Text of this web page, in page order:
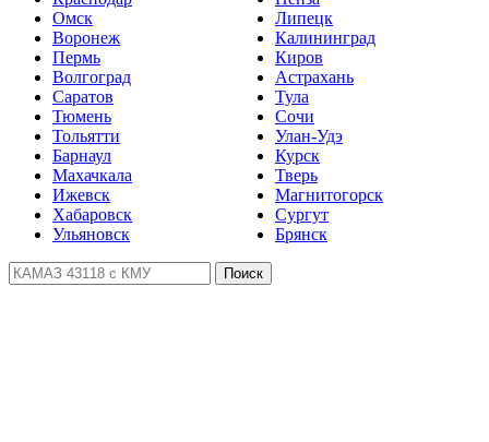
Омск
Воронеж
Пермь
Волгоград
Саратов
Тюмень
Тольятти
Барнаул
Махачкала
Ижевск
Хабаровск
Ульяновск
Липецк
Калининград
Киров
Астрахань
Тула
Сочи
Улан-Удэ
Курск
Тверь
Магнитогорск
Сургут
Брянск
Поиск